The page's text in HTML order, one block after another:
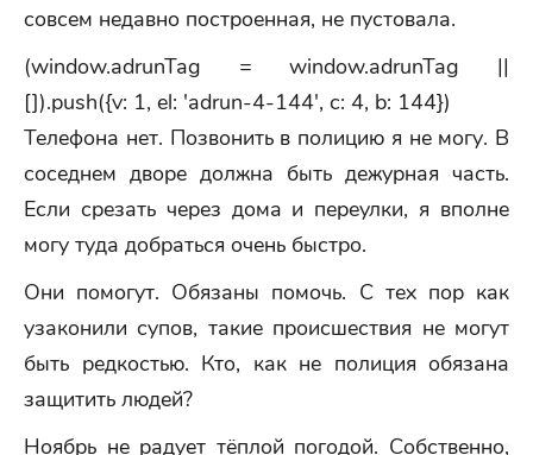
совсем недавно построенная, не пустовала.
(window.adrunTag = window.adrunTag ||
[]).push({v: 1, el: 'adrun-4-144', c: 4, b: 144})
Телефона нет. Позвонить в полицию я не могу. В
соседнем дворе должна быть дежурная часть.
Если срезать через дома и переулки, я вполне
могу туда добраться очень быстро.
Они помогут. Обязаны помочь. С тех пор как
узаконили супов, такие происшествия не могут
быть редкостью. Кто, как не полиция обязана
защитить людей?
Ноябрь не радует тёплой погодой. Собственно,